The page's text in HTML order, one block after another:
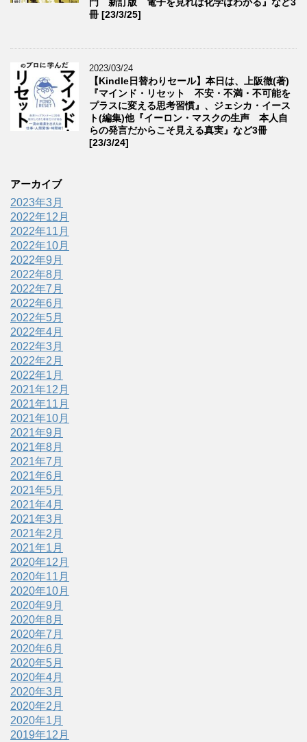
冊 [23/3/25]
2023/03/24
【Kindle日替わりセール】本日は、上阪徹(著)
『マインド・リセット 不安・不満・不可能を
プラスに変える思考習慣』、ジェシカ・イース
ト(編集)他『イーロン・マスクの生声 本人自
らの発言だからこそ見える真実』など3冊
[23/3/24]
アーカイブ
2023年3月
2022年12月
2022年11月
2022年10月
2022年9月
2022年8月
2022年7月
2022年6月
2022年5月
2022年4月
2022年3月
2022年2月
2022年1月
2021年12月
2021年11月
2021年10月
2021年9月
2021年8月
2021年7月
2021年6月
2021年5月
2021年4月
2021年3月
2021年2月
2021年1月
2020年12月
2020年11月
2020年10月
2020年9月
2020年8月
2020年7月
2020年6月
2020年5月
2020年4月
2020年3月
2020年2月
2020年1月
2019年12月